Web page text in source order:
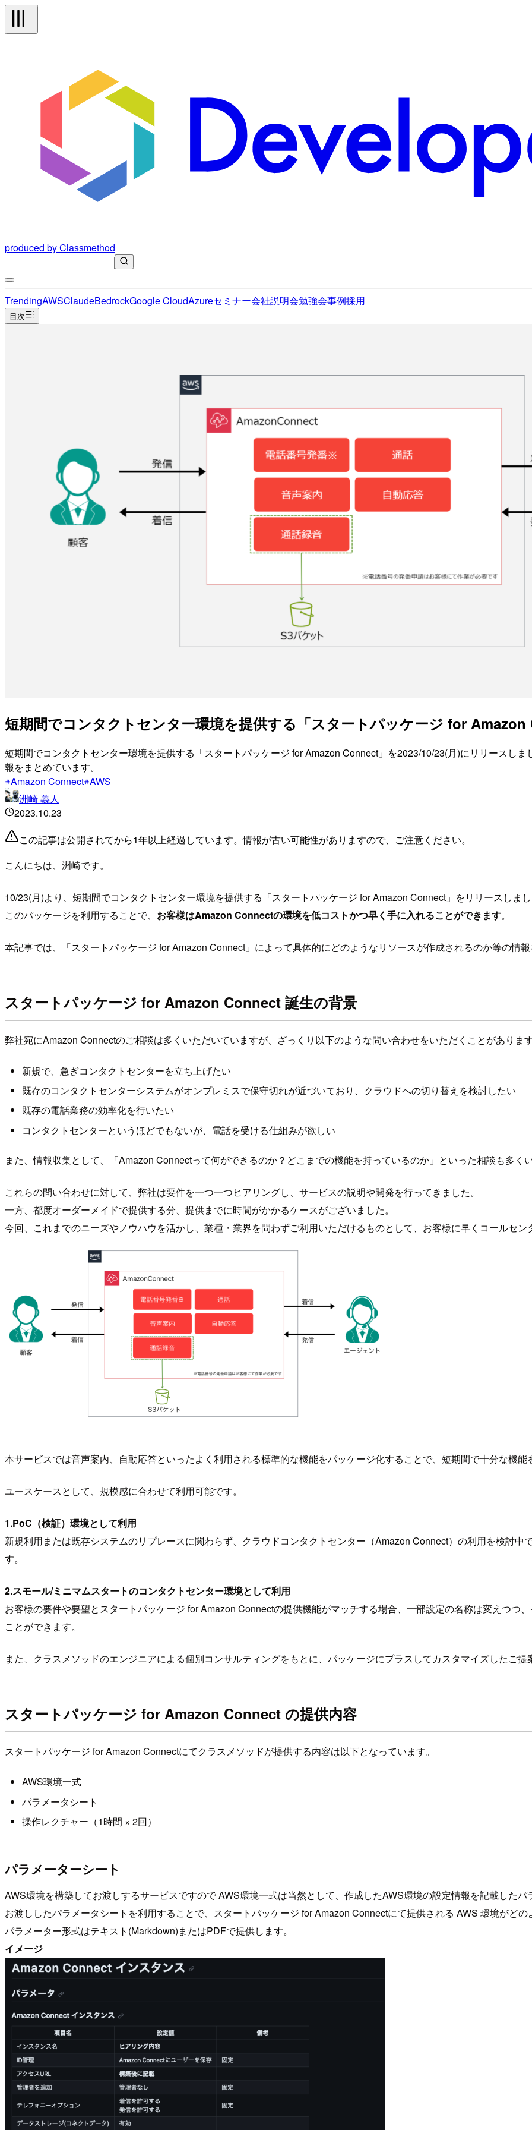
produced by Classmethod
TrendingAWSClaudeBedrockGoogle CloudAzureセミナー会社説明会勉強会事例採用
目次
短期間でコンタクトセンター環境を提供する「スタートパッケージ for
短期間でコンタクトセンター環境を提供する「スタートパッケージ for Amazon Connect」を2023/10/23(月)にリリースし
報をまとめています。
Amazon Connect AWS
洲崎 義人
2023.10.23
この記事は公開されてから1年以上経過しています。情報が古い可能性がありますので、ご注意ください。
こんにちは、洲崎です。
10/23(月)より、短期間でコンタクトセンター環境を提供する「スタートパッケージ for Amazon Connect」をリリースしまし
このパッケージを利用することで、 お客様はAmazon Connectの環境を低コストかつ早く手に入れることができます。
本記事では、「スタートパッケージ for Amazon Connect」によって具体的にどのようなリソースが作成されるのか等の情報
スタートパッケージ for Amazon Connect 誕生の背景
弊社宛にAmazon Connectのご相談は多くいただいていますが、ざっくり以下のような問い合わせをいただくことがあります
新規で、急ぎコンタクトセンターを立ち上げたい
既存のコンタクトセンターシステムがオンプレミスで保守切れが近づいており、クラウドへの切り替えを検討したい
既存の電話業務の効率化を行いたい
コンタクトセンターというほどでもないが、電話を受ける仕組みが欲しい
また、情報収集として、「Amazon Connectって何ができるのか？どこまでの機能を持っているのか」といった相談も多くい
これらの問い合わせに対して、弊社は要件を一つ一つヒアリングし、サービスの説明や開発を行ってきました。
一方、都度オーダーメイドで提供する分、提供までに時間がかかるケースがございました。
今回、これまでのニーズやノウハウを活かし、業種・業界を問わずご利用いただけるものとして、お客様に早くコールセン
本サービスでは音声案内、自動応答といったよく利用される標準的な機能をパッケージ化することで、短期間で十分な機能
ユースケースとして、規模感に合わせて利用可能です。
1.PoC（検証）環境として利用
新規利用または既存システムのリプレースに関わらず、クラウドコンタクトセンター（Amazon Connect）の利用を検討
す。
2.スモール/ミニマムスタートのコンタクトセンター環境として利用
お客様の要件や要望とスタートパッケージ for Amazon Connectの提供機能がマッチする場合、一部設定の名称は変えつつ
ことができます。
また、クラスメソッドのエンジニアによる個別コンサルティングをもとに、パッケージにプラスしてカスタマイズしたご提
スタートパッケージ for Amazon Connect の提供内容
スタートパッケージ for Amazon Connectにてクラスメソッドが提供する内容は以下となっています。
AWS環境一式
パラメータシート
操作レクチャー（1時間 × 2回）
パラメーターシート
AWS環境を構築してお渡しするサービスですので AWS環境一式は当然として、作成したAWS環境の設定情報を記載したパ
お渡ししたパラメータシートを利用することで、スタートパッケージ for Amazon Connectにて提供される AWS 環境がど
パラメーター形式はテキスト(Markdown)またはPDFで提供します。
イメージ